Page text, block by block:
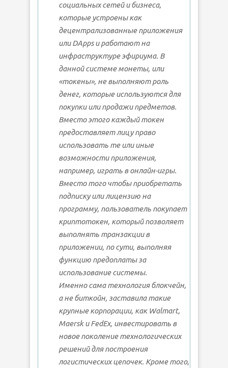
социальных сетей и бизнеса,
которые устроены как
децентрализованные приложения
или DАpps и работают на
инфраструктуре эфириума. В
данной системе монеты, или
«токены», не выполняют роль
денег, которые используются для
покупки или продажи предметов.
Вместо этого каждый токен
предоставляет лицу право
использовать те или иные
возможности приложения,
например, играть в онлайн-игры.
Вместо того чтобы приобретать
подписку или лицензию на
программу, пользователь покупает
криптотокен, который позволяет
выполнять транзакции в
приложении, по сути, выполняя
функцию предоплаты за
использование системы.
Именно сама технология блокчейн,
а не биткойн, заставила такие
крупные корпорации, как Walmart,
Maersk и FedEx, инвестировать в
новое поколение технологических
решений для построения
логистических цепочек. Кроме того,